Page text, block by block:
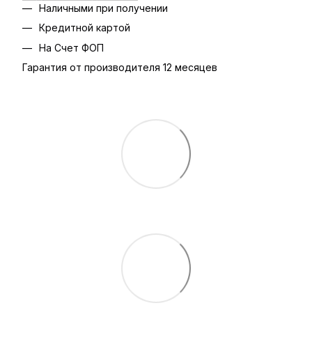
Наличными при получении
Кредитной картой
На Счет ФОП
Гарантия от производителя 12 месяцев